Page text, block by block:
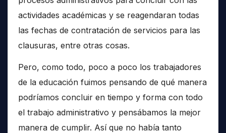
actividades académicas y se reagendaran todas
las fechas de contratación de servicios para las
clausuras, entre otras cosas.
Pero, como todo, poco a poco los trabajadores
de la educación fuimos pensando de qué manera
podríamos concluir en tiempo y forma con todo
el trabajo administrativo y pensábamos la mejor
manera de cumplir. Así que no había tanto